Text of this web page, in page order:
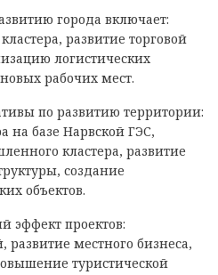
города включает:
развитие торговой
логистических
рабочих мест.
по развитию территории:
на базе Нарвской ГЭС,
кластера, развитие
создание
объектов.
эффект проектов:
местного бизнеса,
туристической